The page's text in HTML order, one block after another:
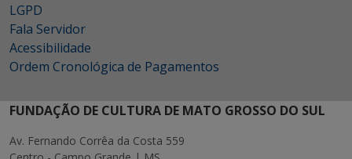
LGPD
Fala Servidor
Acessibilidade
Ordem Cronológica de Pagamentos
FUNDAÇÃO DE CULTURA DE MATO GROSSO DO SUL
Av. Fernando Corrêa da Costa 559